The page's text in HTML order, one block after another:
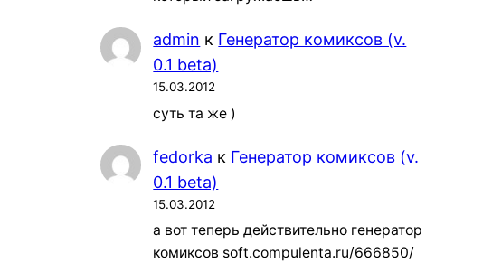
admin к Генератор комиксов (v.
0.1 beta)
15.03.2012
суть та же )
fedorka к Генератор комиксов (v.
0.1 beta)
15.03.2012
а вот теперь действительно генератор
комиксов soft.compulenta.ru/666850/